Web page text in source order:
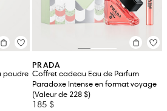
poudre
PRADA
Coffret cadeau Eau de Parfum
Paradoxe Intense en format voyage
(Valeur de 228 $)
185 $